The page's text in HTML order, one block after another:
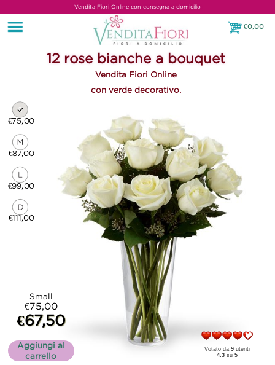
Vendita Fiori Online con consegna a domicilio
€0,00
€0,00
12 rose bianche a bouquet
Vendita Fiori Online
con verde decorativo.
€75,00
€87,00
€99,00
€111,00
Small
€75,00
€67,50
Aggiungi al
carrello
Votato da:9 utenti
4.3 su5